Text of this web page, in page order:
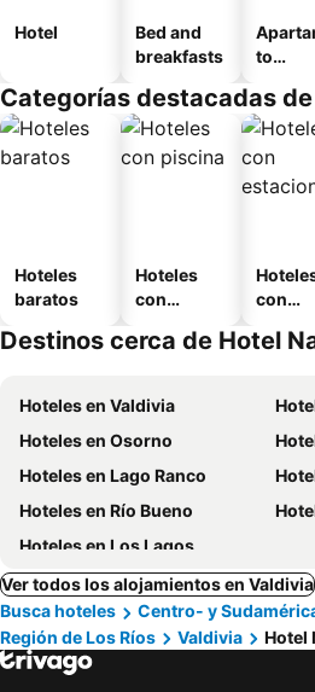
Hotel
Bed and
breakfasts
to
o
Categorías destacadas
Hoteles
baratos
Hoteles
con
con
miento
Destinos cerca de Hotel
Hoteles en Valdivia
Hoteles en Osorno
Hoteles en Lago Ranco
Hoteles en Río Bueno
Hoteles en Los Lagos
Ver todos los alojamientos en Valdivia
Busca hoteles
Centro- y
Región de Los Ríos
Valdivia Hotel